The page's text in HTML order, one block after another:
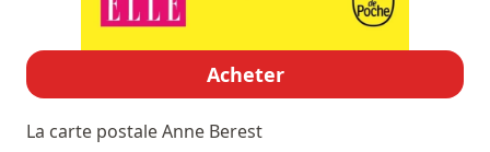
Acheter
La carte postaleAnne Berest